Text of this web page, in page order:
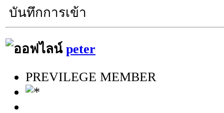
บันทึกการเข้า
peter
PREVILEGE MEMBER